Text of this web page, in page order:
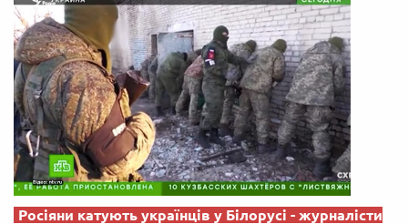
Росіяни катують українців у Білорусі - журналісти